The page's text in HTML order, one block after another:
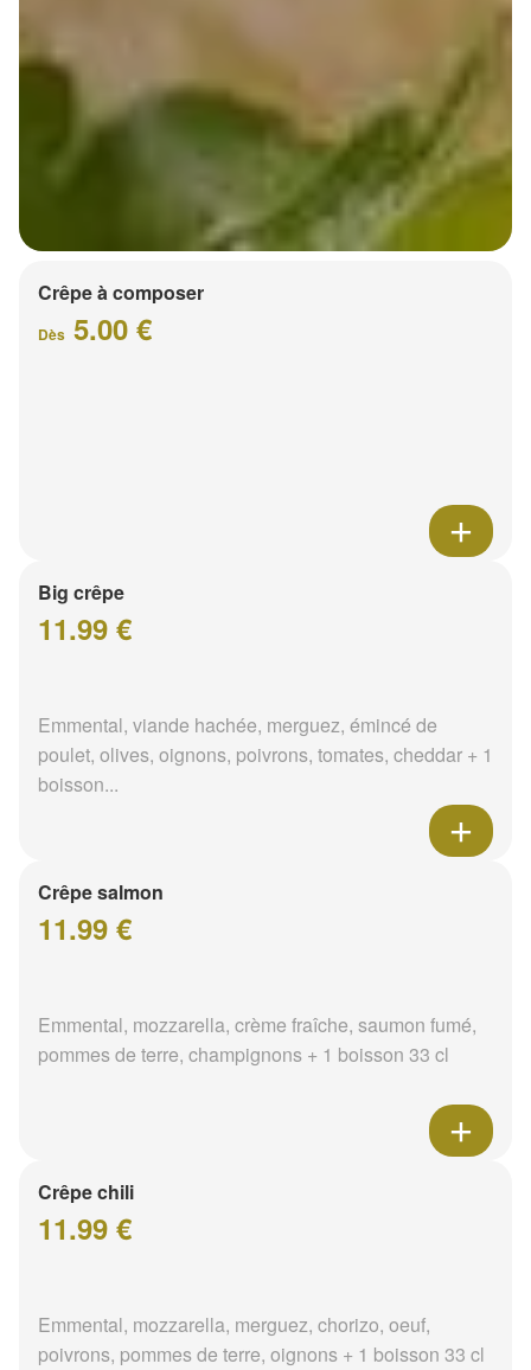
Crêpe à composer
Dès 5.00 €
Big crêpe
11.99 €
Emmental, viande hachée, merguez, émincé de
poulet, olives, oignons, poivrons, tomates, cheddar + 1
boisson...
Crêpe salmon
11.99 €
Emmental, mozzarella, crème fraîche, saumon fumé,
pommes de terre, champignons + 1 boisson 33 cl
Crêpe chili
11.99 €
Emmental, mozzarella, merguez, chorizo, oeuf,
poivrons, pommes de terre, oignons + 1 boisson 33 cl